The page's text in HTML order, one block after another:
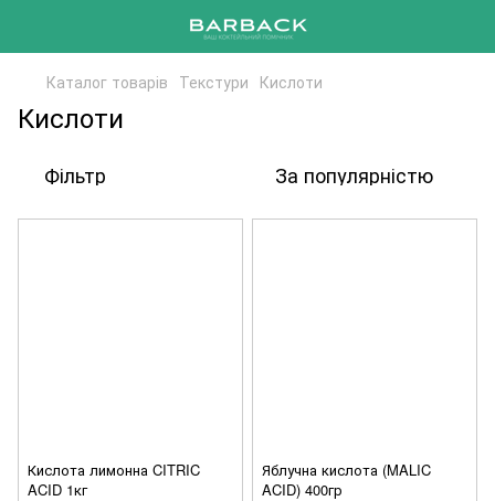
Каталог товарів Текстури Кислоти
Кислоти
Фільтр За популярністю
Кислота лимонна CITRIC
ACID 1кг
Яблучна кислота (MALIC
ACID) 400гр